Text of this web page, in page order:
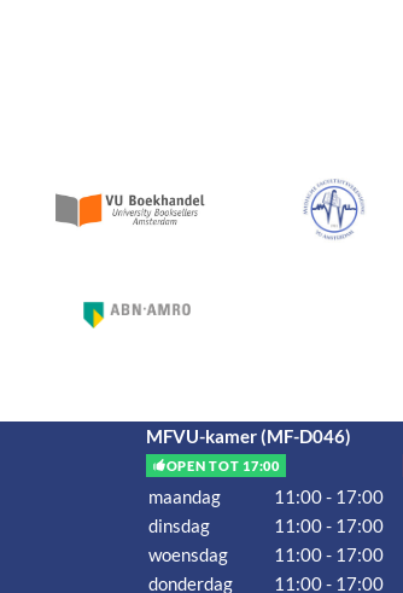
MFVU-kamer (MF-D046)
OPEN TOT 17:00
maandag
11:00 - 17:00
dinsdag
11:00 - 17:00
woensdag
11:00 - 17:00
donderdag
11:00 - 17:00